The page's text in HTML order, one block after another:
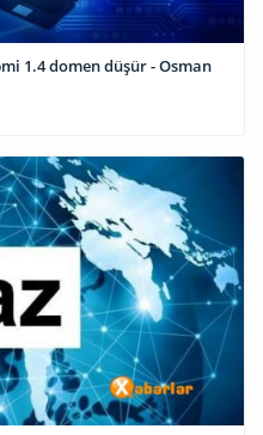
1.4 domen düşür - Osman